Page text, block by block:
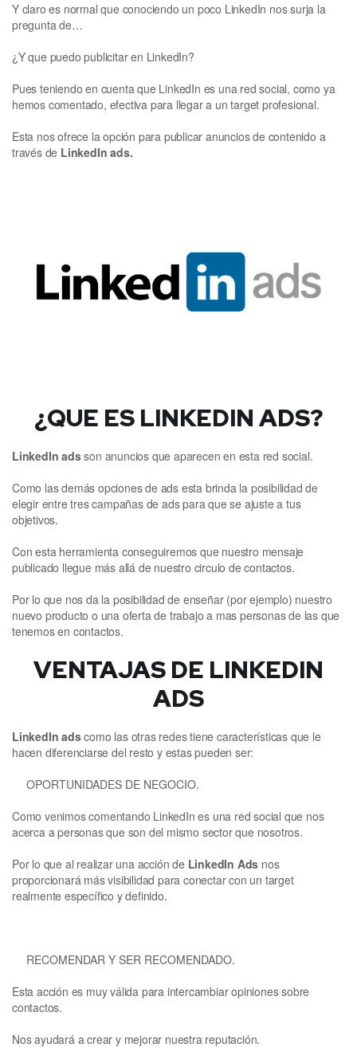
Y claro es normal que conociendo un poco LinkedIn nos surja la
pregunta de…
¿Y que puedo publicitar en LinkedIn?
Pues teniendo en cuenta que LinkedIn es una red social, como ya
hemos comentado, efectiva para llegar a un target profesional.
Esta nos ofrece la opción para publicar anuncios de contenido a
través de LinkedIn ads.
¿QUE ES LINKEDIN ADS?
LinkedIn adsson anuncios que aparecen en esta red social.
Como las demás opciones de ads esta brinda la posibilidad de
elegir entre tres campañas de ads para que se ajuste a tus
objetivos.
Con esta herramienta conseguiremos que nuestro mensaje
publicado llegue más allá de nuestro circulo de contactos.
Por lo que nos da la posibilidad de enseñar (por ejemplo) nuestro
nuevo producto o una oferta de trabajo a mas personas de las que
tenemos en contactos.
VENTAJAS DE LINKEDIN
ADS
LinkedIn adscomo las otras redes tiene características que le
hacen diferenciarse del resto y estas pueden ser:
OPORTUNIDADES DE NEGOCIO.
Como venimos comentando LinkedIn es una red social que nos
acerca a personas que son del mismo sector que nosotros.
Por lo que al realizar una acción de LinkedIn Ads nos
proporcionará más visibilidad para conectar con un target
realmente específico y definido.
RECOMENDAR Y SER RECOMENDADO.
Esta acción es muy válida para intercambiar opiniones sobre
contactos.
Nos ayudará a crear y mejorar nuestra reputación.